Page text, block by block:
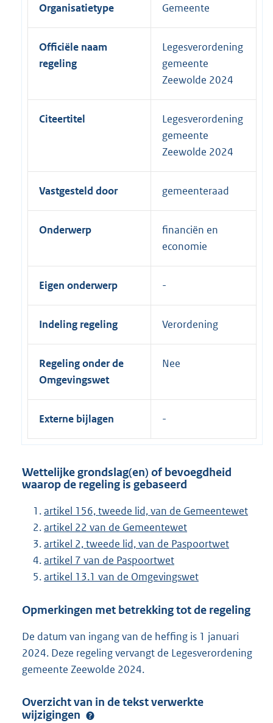
Organisatietype Gemeente
Officiële naam
regeling
Legesverordening
gemeente
Zeewolde 2024
Citeertitel
Legesverordening
gemeente
Zeewolde 2024
Vastgesteld door gemeenteraad
Onderwerp
financiën en
economie
Eigen onderwerp
Indeling regeling Verordening
Regeling onder de
Omgevingswet
Nee
Externe bijlagen
Wettelijke grondslag(en) of bevoegdheid
waarop de regeling is gebaseerd
artikel 156, tweede lid, van de Gemeentewet
artikel 22 van de Gemeentewet
artikel 2, tweede lid, van de Paspoortwet
artikel 7 van de Paspoortwet
artikel 13.1 van de Omgevingswet
Opmerkingen met betrekking tot de regeling
De datum van ingang van de heffing is 1 januari
2024. Deze regeling vervangt de Legesverordening
gemeente Zeewolde 2024.
Overzicht van in de tekst verwerkte
wijzigingen